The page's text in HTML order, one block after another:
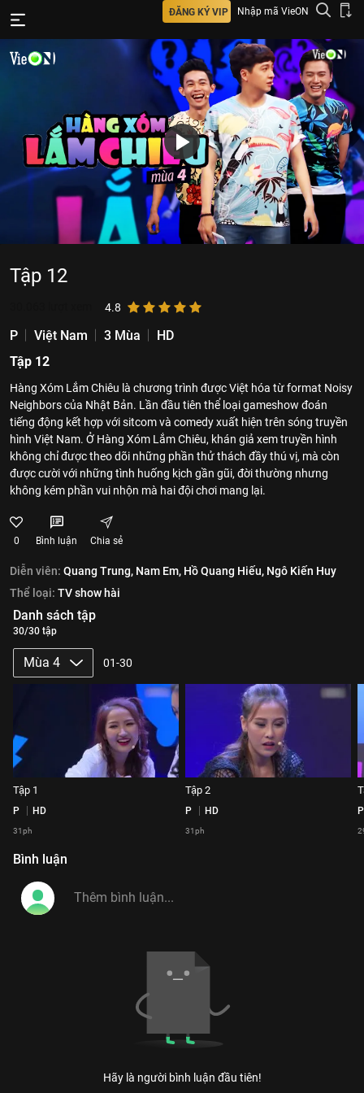
ĐĂNG KÝ VIP Nhập mã VieON
Tập 12
4.8
P Việt Nam 3 Mùa
HD
Tập 12
Hàng Xóm Lắm Chiêu là chương trình được Việt hóa từ format Noisy
Neighbors của Nhật Bản. Lần đầu tiên thể loại gameshow đoán
tiếng động kết hợp với sitcom và comedy xuất hiện trên sóng truyền
hình Việt Nam. Ở Hàng Xóm Lắm Chiêu, khán giả xem truyền hình
không chỉ được theo dõi những phần thử thách đầy thú vị, mà còn
được cười với những tình huống kịch gần gũi, đời thường nhưng
không kém phần vui nhộn mà hai đội chơi mang lại.
0 Bình luận Chia sẻ
Diễn viên: Quang Trung, Nam Em, Hồ Quang Hiếu, Ngô Kiến Huy
Thể loại: TV show hài
Danh sách tập
30/30 tập
Mùa 4 01-30
Tập 1
P HD
31ph
Tập 2
P HD
31ph
P
Bình luận
Hãy là người bình luận đầu tiên!